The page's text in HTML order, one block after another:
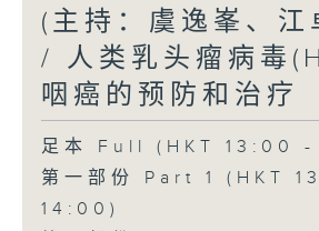
(主持：虞逸峯、江
/ 人类乳头瘤病毒
咽癌的预防和治疗
足本 Full (HKT 13:00 -
第一部份 Part 1 (HKT
14:00)